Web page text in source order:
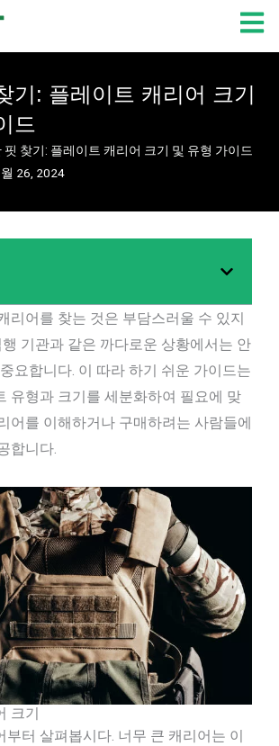
기: 플레이트 캐리어 크기
드
핏 찾기: 플레이트 캐리어 크기 및 유형 가이드
26, 2024
리어를 찾는 것은 부담스러울 수 있지
기관과 같은 까다로운 상황에서는 안
요합니다. 이 따라 하기 쉬운 가이드는
유형과 크기를 세분화하여 필요에 맞
어를 이해하거나 구매하려는 사람들에
합니다.
크기
부터 살펴봅시다. 너무 큰 캐리어는 이